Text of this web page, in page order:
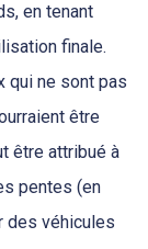
en tenant
finale.
qui ne sont pas
être
être attribué à
pentes (en
des véhicules